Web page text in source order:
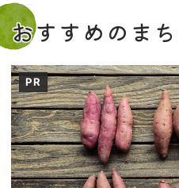
おすすめのまち
PR